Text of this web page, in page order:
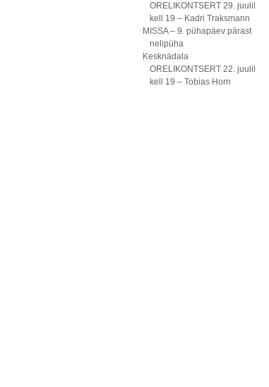
ORELIKONTSERT 29. juulil
kell 19 – Kadri Traksmann
MISSA – 9. pühapäev pärast
nelipüha
Kesknädala
ORELIKONTSERT 22. juulil
kell 19 – Tobias Horn